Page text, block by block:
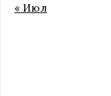
« Июл